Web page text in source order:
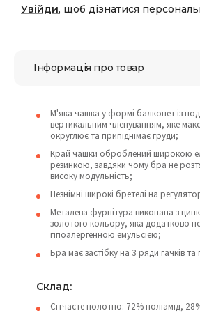
Увійди, щоб дізнатися
Інформація про товар
М'яка чашка у формі балконет із
вертикальним членуванням, яке
округлює та припіднімає груди;
Край чашки оброблений широкою
резинкою, завдяки чому бра не
високу модульність;
Незнімні широкі бретелі на
Металева фурнітура виконана з
золотого кольору, яка додатково
гіпоалергенною емульсією;
Бра має застібку на 3 ряди гачків та
Склад:
Сітчасте полотно: 72% поліамід,